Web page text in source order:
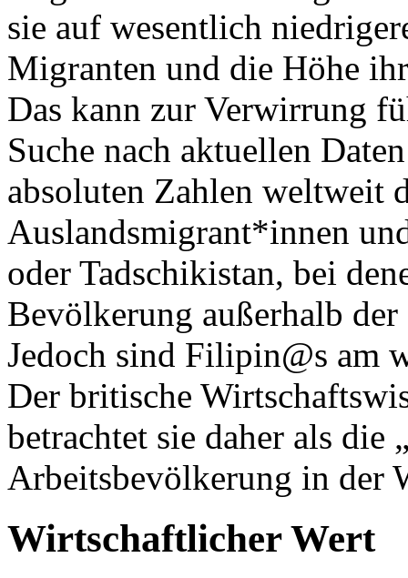
sie auf wesentlich
Migranten und die Höhe
Das kann zur Verwirrung
Suche nach aktuellen
absoluten Zahlen weltweit
Auslandsmigrant*innen
oder Tadschikistan, bei
Bevölkerung außerhalb
Jedoch sind Filipin@s am
Der britische
betrachtet sie daher als die
Arbeitsbevölkerung in der
Wirtschaftlicher Wert